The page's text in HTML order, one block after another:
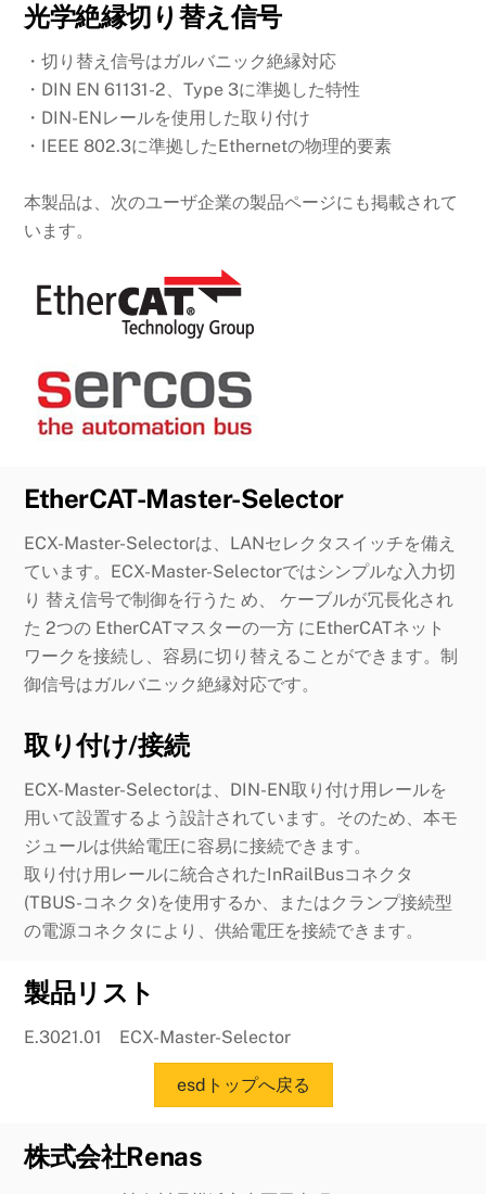
光学絶縁切り替え信号
・切り替え信号はガルバニック絶縁対応
・DIN EN 61131-2、Type 3に準拠した特性
・DIN-ENレールを使用した取り付け
・IEEE 802.3に準拠したEthernetの物理的要素
本製品は、次のユーザ企業の製品ページにも掲載されて
います。
EtherCAT-Master-Selector
ECX-Master-Selectorは、LANセレクタスイッチを備え
ています。ECX-Master-Selectorではシンプルな入力切
り 替え信号で制御を行うた め、 ケーブルが冗長化され
た 2つの EtherCATマスターの一方 にEtherCATネット
ワークを接続し、容易に切り替えることができます。制
御信号はガルバニック絶縁対応です。
取り付け/接続
ECX-Master-Selectorは、DIN-EN取り付け用レールを
用いて設置するよう設計されています。そのため、本モ
ジュールは供給電圧に容易に接続できます。
取り付け用レールに統合されたInRailBusコネクタ
(TBUS-コネクタ)を使用するか、またはクランプ接続型
の電源コネクタにより、供給電圧を接続できます。
製品リスト
E.3021.01 ECX-Master-Selector
esdトップへ戻る
株式会社Renas